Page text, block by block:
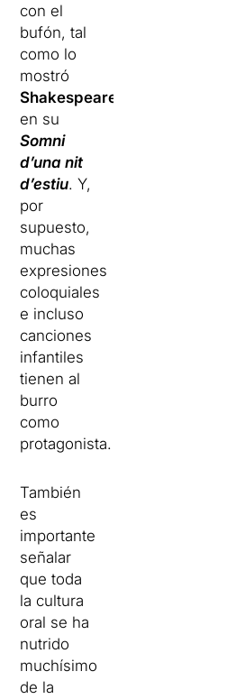
con el
bufón, tal
como lo
mostró
Shakespeare
en su
Somni
d’una nit
d’estiu. Y,
por
supuesto,
muchas
expresiones
coloquiales
e incluso
canciones
infantiles
tienen al
burro
como
protagonista.
También
es
importante
señalar
que toda
la cultura
oral se ha
nutrido
muchísimo
de la